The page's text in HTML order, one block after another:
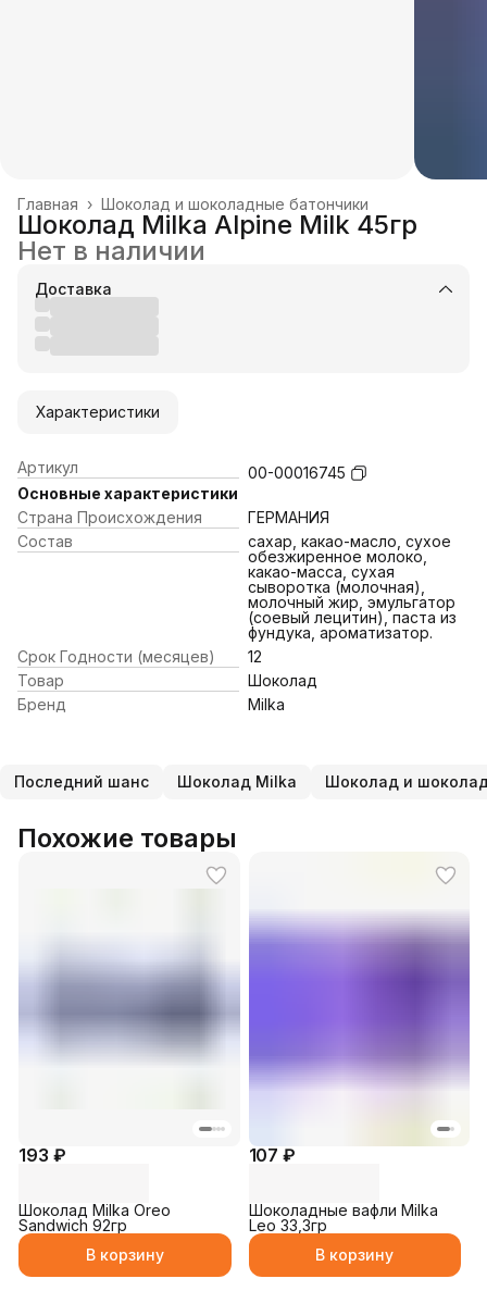
Шоколад и шоколадные батончики
Главная ›
Шоколад Milka Alpine Milk 45гр
Нет в наличии
Доставка
Характеристики
Артикул
00-00016745
Основные характеристики
Страна Происхождения
ГЕРМАНИЯ
Состав
сахар, какао-масло, сухое
обезжиренное молоко,
какао-масса, сухая
сыворотка (молочная),
молочный жир, эмульгатор
(соевый лецитин), паста из
фундука, ароматизатор.
Срок Годности (месяцев)
12
Товар
Шоколад
Бренд
Milka
Последний шанс Шоколад Milka Шоколад и
Похожие товары
193 ₽
Шоколад Milka Oreo
Sandwich 92гр
В корзину
107 ₽
Шоколадные вафли Milka
Leo 33,3гр
В корзину